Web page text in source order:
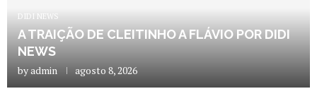
DIDI NEWS
A TRAIÇÃO DE CLEITINHO A FLÁVIO POR DIDI
NEWS
byadmin agosto 8, 2026